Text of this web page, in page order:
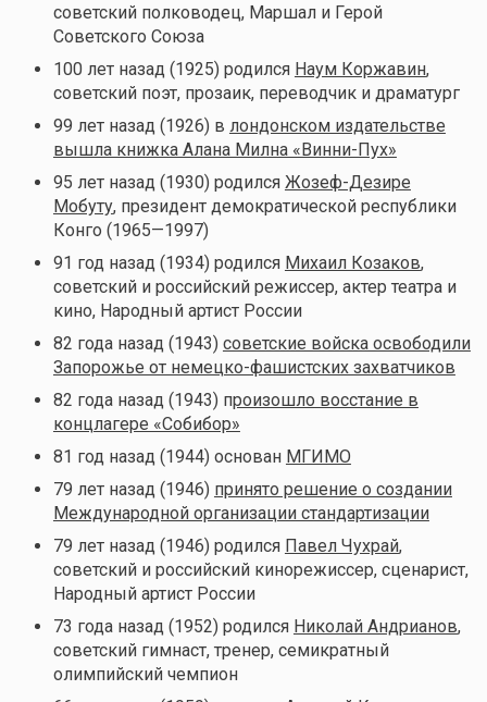
советский полководец, Маршал и Герой
Советского Союза
100 лет назад (1925) родился Наум Коржавин,
советский поэт, прозаик, переводчик и драматург
99 лет назад (1926) в лондонском издательстве
вышла книжка Алана Милна «Винни-Пух»
95 лет назад (1930) родился Жозеф-Дезире
Мобуту, президент демократической республики
Конго (1965—1997)
91 год назад (1934) родился Михаил Козаков,
советский и российский режиссер, актер театра и
кино, Народный артист России
82 года назад (1943) советские войска освободили
Запорожье от немецко-фашистских захватчиков
82 года назад (1943) произошло восстание в
концлагере «Собибор»
81 год назад (1944) основан МГИМО
79 лет назад (1946) принято решение о создании
Международной организации стандартизации
79 лет назад (1946) родился Павел Чухрай,
советский и российский кинорежиссер, сценарист,
Народный артист России
73 года назад (1952) родился Николай Андрианов,
советский гимнаст, тренер, семикратный
олимпийский чемпион